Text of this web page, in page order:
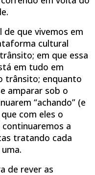
de que vivemos em
cultural
em que essa
em tudo em
trânsito; enquanto
amparar sob o
“achando” (e
com eles o
continuaremos a
tratando cada
de rever as